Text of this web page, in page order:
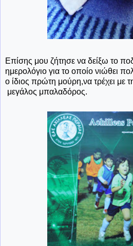
Επίσης μου ζήτησε να δείξω το
ημερολόγιο για το οποίο νιώθει
ο ίδιος πρώτη μούρη,να τρέχει με
μεγάλος μπαλαδόρος.